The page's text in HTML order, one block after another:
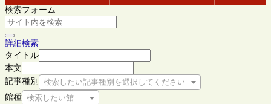
検索フォーム
詳細検索
タイトル
本文
記事種別
検索したい記事種別を選択してください
館種 検索したい館種を選択してください